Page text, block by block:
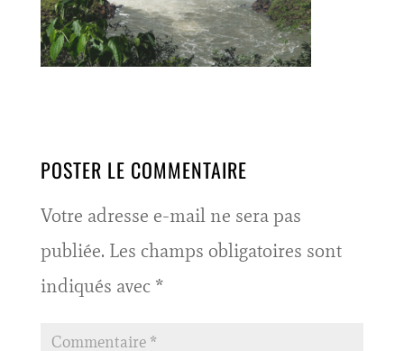
POSTER LE COMMENTAIRE
Votre adresse e-mail ne sera pas
publiée. Les champs obligatoires sont
indiqués avec *